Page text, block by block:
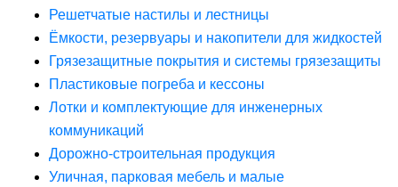
Решетчатые настилы и лестницы
Ёмкости, резервуары и накопители для жидкостей
Грязезащитные покрытия и системы грязезащиты
Пластиковые погреба и кессоны
Лотки и комплектующие для инженерных
коммуникаций
Дорожно-строительная продукция
Уличная, парковая мебель и малые